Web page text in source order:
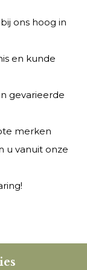
ons hoog in
en kunde
gevarieerde
merken
u vanuit onze